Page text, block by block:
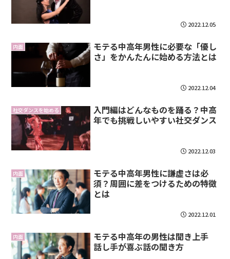
2022.12.05
内面
モテる中高年男性に必要な「優し
さ」をかんたんに始める方法とは
2022.12.04
社交ダンスを始める
入門編はどんなものを踊る？中高
年でも挑戦しいやすい社交ダンス
2022.12.03
内面
モテる中高年男性に謙虚さは必
須？周囲に差をつけるための特徴
とは
2022.12.01
内面
モテる中高年の男性は聞き上手
話し手が喜ぶ話の聞き方